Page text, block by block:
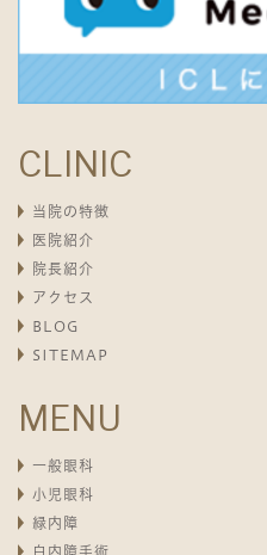
CLINIC
当院の特徴
医院紹介
院長紹介
アクセス
BLOG
SITEMAP
MENU
一般眼科
小児眼科
緑内障
白内障手術